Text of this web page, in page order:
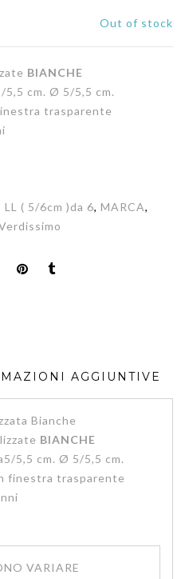
Out of stock
BIANCHE
5,5 cm. Ø 5/5,5 cm.
trasparente
LL ( 5/6cm )da 6, MARCA,
AGGIUNTIVE
Bianche
BIANCHE
5,5 cm. Ø 5/5,5 cm.
finestra trasparente
VARIARE